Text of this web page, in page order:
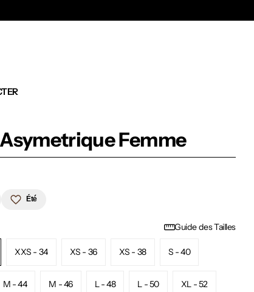
Femme
Été
Guide des Tailles
XXS - 34 XS - 36 XS - 38 S - 40
M - 44 M - 46 L - 48 L - 50 XL - 52